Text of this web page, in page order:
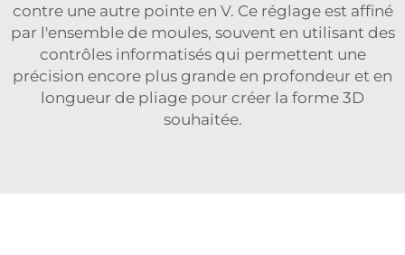
contre une autre pointe en V. Ce réglage est affiné
par l'ensemble de moules, souvent en utilisant des
contrôles informatisés qui permettent une
précision encore plus grande en profondeur et en
longueur de pliage pour créer la forme 3D
souhaitée.